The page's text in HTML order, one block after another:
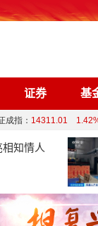
证券 基
知情人